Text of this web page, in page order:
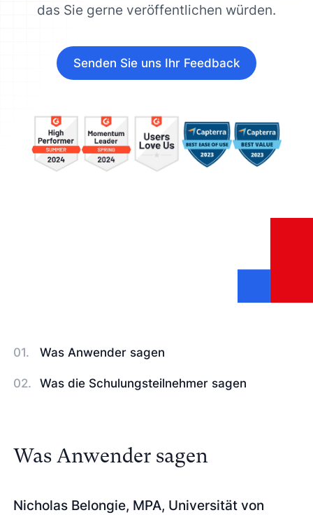
das Sie gerne veröffentlichen würden.
Senden Sie uns Ihr Feedback
Was Anwender sagen
Was die Schulungsteilnehmer sagen
Was Anwender sagen
Nicholas Belongie, MPA, Universität von